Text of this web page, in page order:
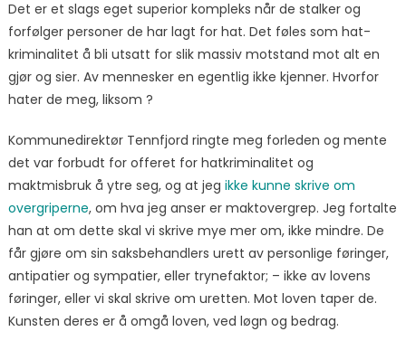
Det er et slags eget superior kompleks når de stalker og
forfølger personer de har lagt for hat. Det føles som hat-
kriminalitet å bli utsatt for slik massiv motstand mot alt en
gjør og sier. Av mennesker en egentlig ikke kjenner. Hvorfor
hater de meg, liksom ?
Kommunedirektør Tennfjord ringte meg forleden og mente
det var forbudt for offeret for hatkriminalitet og
maktmisbruk å ytre seg, og at jeg ikke kunne skrive om
overgriperne, om hva jeg anser er maktovergrep. Jeg fortalte
han at om dette skal vi skrive mye mer om, ikke mindre. De
får gjøre om sin saksbehandlers urett av personlige føringer,
antipatier og sympatier, eller trynefaktor; – ikke av lovens
føringer, eller vi skal skrive om uretten. Mot loven taper de.
Kunsten deres er å omgå loven, ved løgn og bedrag.